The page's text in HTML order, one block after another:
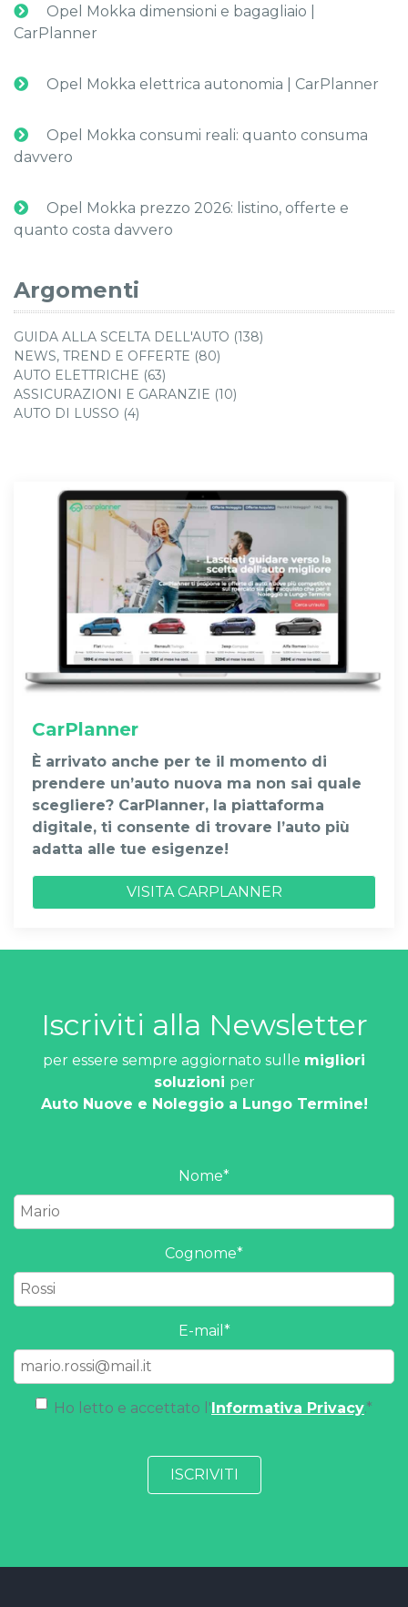
Opel Mokka dimensioni e bagagliaio |
CarPlanner
Opel Mokka elettrica autonomia | CarPlanner
Opel Mokka consumi reali: quanto consuma
davvero
Opel Mokka prezzo 2026: listino, offerte e
quanto costa davvero
Argomenti
GUIDA ALLA SCELTA DELL'AUTO (138)
NEWS, TREND E OFFERTE (80)
AUTO ELETTRICHE (63)
ASSICURAZIONI E GARANZIE (10)
AUTO DI LUSSO (4)
CarPlanner
È arrivato anche per te il momento di
prendere un’auto nuova ma non sai quale
scegliere? CarPlanner, la piattaforma
digitale, ti consente di trovare l’auto più
adatta alle tue esigenze!
VISITA CARPLANNER
Iscriviti alla Newsletter
per essere sempre aggiornato sulle migliori
soluzioni per
Auto Nuove e Noleggio a Lungo Termine!
Nome*
Cognome*
E-mail *
Ho letto e accettato l' Informativa Privacy.*